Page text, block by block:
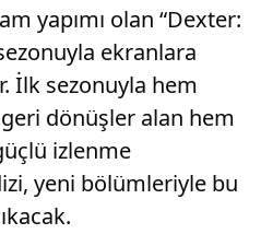
yapımı olan “Dexter:
ekranlara
İlk sezonuyla hem
dönüşler alan hem
izlenme
yeni bölümleriyle bu